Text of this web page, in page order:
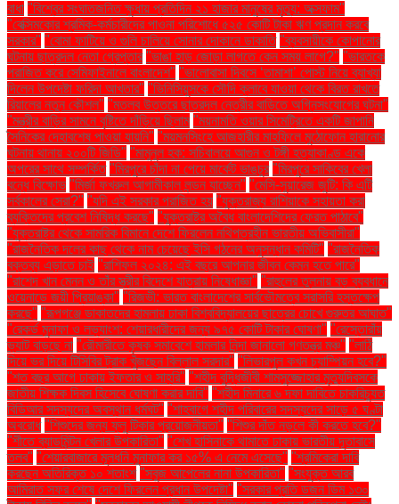
বাধা "বিশ্বের সংঘাতজনিত ক্ষুধায় প্রতিদিন ২১ হাজার মানুষের মৃত্যু: অক্সফাম"
"বেক্সিমকোর শ্রমিক-কর্মচারীদের পাওনা পরিশোধে ৫২৫ কোটি টাকা ঋণ প্রদান করবে
সরকার" "বোমা ফাটিয়ে ও গুলি চালিয়ে সোনার দোকানে ডাকাতি "ব্যবসায়ীকে কোপানোর
ঘটনায় ছাত্রদল নেতা গ্রেপ্তার "ভাঙা হাড় জোড়া লাগতে কেন সময় লাগে?" "ভারতকে
পরাজিত করে সেমিফাইনালে বাংলাদেশ" "ভালোবাসা দিবসে ‘তামাশা’ পোস্ট নিয়ে ব্যাখ্যা
দিলেন উপদেষ্টা ফরিদা আখতার" "ভিনিসিয়ুসকে সৌদি ক্লাবে যাওয়া থেকে বিরত রাখতে
রিয়ালের নতুন কৌশল" "মতলব উত্তরে ছাত্রদল নেত্রীর বাড়িতে অগ্নিসংযোগের ঘটনা"
"মন্ত্রীর বাড়ির সামনে বৃষ্টিতে দাঁড়িয়ে ছিলাম "ময়নামতি ওয়ার সিমেট্রিতে একটি জাপানি
সৈনিকের দেহাবশেষ পাওয়া যায়নি" "ময়মনসিংহে আজহারীর মাহফিলে মুঠোফোন হারানোর
ঘটনায় থানায় ২০০টি জিডি" "মামুনুল হক: সচিবালয়ে আগুন ও টঙ্গী হত্যাকাণ্ড একে
অপরের সাথে সম্পর্কিত "মিরপুরে চাঁদা না পেয়ে মার্কেট ভাঙচুর "মিরপুরে সাকিবের খেলা
বন্ধে বিক্ষোভ "মির্জা ফখরুল আগামীকাল লন্ডন যাচ্ছেন" "মেসি-সুয়ারেজ জুটি: কি এটি
সর্বকালের সেরা?" "যদি এই সরকার পরাজিত হয় "যুক্তরাজ্য রাশিয়াকে সহায়তা করা
ব্যক্তিদের প্রবেশ নিষিদ্ধ করছে" "যুক্তরাষ্ট্র অবৈধ বাংলাদেশিদের ফেরত পাঠাবে"
"যুক্তরাষ্ট্র থেকে সামরিক বিমানে দেশে ফিরলেন নথিপত্রহীন ভারতীয় অভিবাসীরা"
"রাজনৈতিক দলের কাছ থেকে নাম চেয়েছে ইসি গঠনের অনুসন্ধান কমিটি" "রাজনৈতিক
বক্তব্য এড়াতে চাই "রাশিফল ২০২৪: এই বছরে আপনার জীবন কেমন হতে পারে"
"রাশেদ খান মেনন ও তাঁর স্ত্রীর বিদেশে যাত্রায় নিষেধাজ্ঞা" "রাহুলের তুলনায় বড় ব্যবধানে
ওয়েনাডে জয়ী প্রিয়াঙ্কা" "রিজভী: ভারত বাংলাদেশের সার্বভৌমত্বে সরাসরি হস্তক্ষেপ
করছে" "রূপগঞ্জে ডাকাতদের হামলায় ঢাকা বিশ্ববিদ্যালয়ের ছাত্রের চোখে গুরুতর আঘাত"
"রেকর্ড মুনাফা ও লভ্যাংশ: শেয়ারধারীদের জন্য ৯৭৫ কোটি টাকার ঘোষণা" "রেস্তোরাঁয়
ভ্যাট বাড়ছে না "রৌমারীতে কৃষক সমাবেশে হামলার নিন্দা জানালো গণতন্ত্র মঞ্চ" "লাঠি
দিয়ে ভর দিয়ে টিসিবির ট্রাক খুঁজছেন বিল্লাল সরদার" "লিভারপুল কখন চ্যাম্পিয়ন হবে?"
"শত বছর আগে ঢাকায় ইফতার ও সাহ্‌রি" "শহীদ বুদ্ধিজীবী শামসুজ্জোহার মৃত্যুদিবসকে
জাতীয় শিক্ষক দিবস হিসেবে ঘোষণা করার দাবি" "শহীদ মিনারে ৬ দফা দাবিতে চাকরিচ্যুত
বিডিআর সদস্যদের অবস্থান ধর্মঘট" "শাহবাগে শহীদ পরিবারের সদস্যদের সাড়ে ৫ ঘণ্টা
অবরোধ "শিশুদের জন্য ফ্লু টিকার প্রয়োজনীয়তা" "শিশুর দাঁত নড়লে কী করতে হবে?"
"শীতে ব্যাডমিন্টন খেলার উপকারিতা" "শেখ হাসিনাকে থামাতে ঢাকায় ভারতীয় দূতাবাসে
তলব" "শেয়ারবাজারে মূলধনি মুনাফার কর ১৫% এ নেমে এসেছে" "শ্রমিকেরা দাবি
করছেন অতিরিক্ত ১০ শতাংশ "সবুজ আপেলের নানা উপকারিতা" "সংযুক্ত আরব
আমিরাত সফর শেষে দেশে ফিরলেন প্রধান উপদেষ্টা" "সরকার প্রতি ডজন ডিম ১৩০